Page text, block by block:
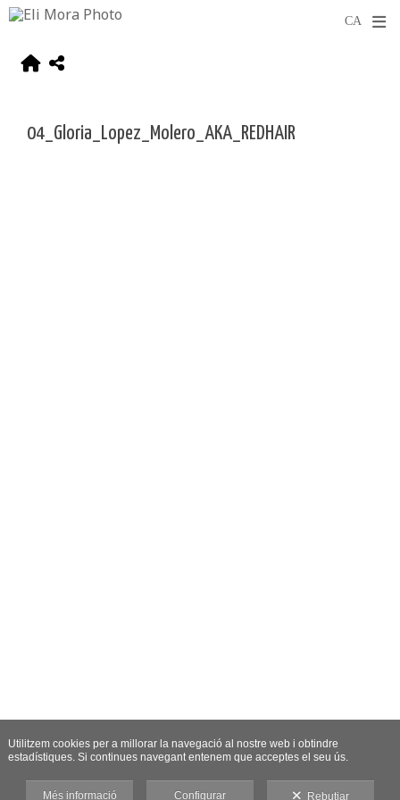
04_Gloria_Lopez_Molero_AKA_REDHAIR
Utilitzem cookies per a millorar la navegació al nostre web i obtindre
estadístiques. Si continues navegant entenem que acceptes el seu ús.
Més informació Configurar Rebutjar